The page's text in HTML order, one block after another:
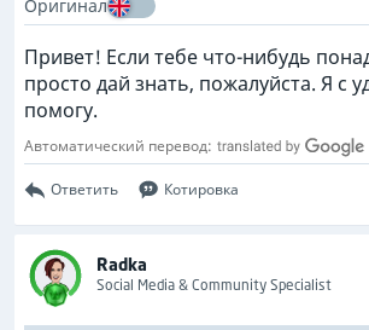
Оригинал
Привет! Если тебе что-нибудь
просто дай знать, пожалуйста. Я с
помогу.
Автоматический перевод:
Ответить Котировка
Radka
Social Media & Community Specialist